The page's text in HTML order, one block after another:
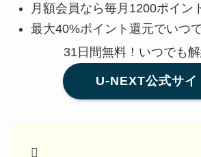
月額会員なら毎月1200ポイン
最大40%ポイント還元でいつ
31日間無料！いつでも解
U-NEXT公式サイ